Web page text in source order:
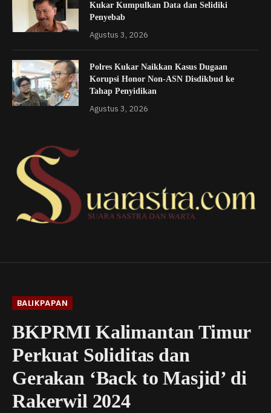
Kukar Kumpulkan Data dan Selidiki
Penyebab
Agustus 3, 2026
Polres Kukar Naikkan Kasus Dugaan
Korupsi Honor Non-ASN Disdikbud ke
Tahap Penyidikan
Agustus 3, 2026
BALIKPAPAN
BKPRMI Kalimantan Timur
Perkuat Soliditas dan
Gerakan ‘Back to Masjid’ di
Rakerwil 2024